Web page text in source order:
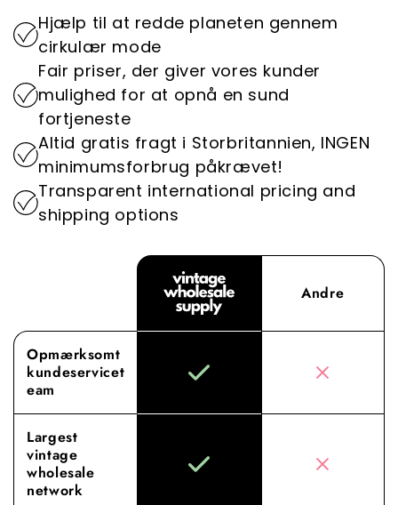
Ved at prioritere bæredygtighed spiller vi en
miljøpåvirkning.
hvilket gør os til den foretrukne destination for
vintage-engrostøj.
Oplev forskellen med Vintage Wholesale
Supply, hvor vores dedikation til overlegne
indkøb og service løfter din engrosoplevelse til
nye højder.
Hjælp til at redde planeten gennem
cirkulær mode
Fair priser, der giver vores kunder
mulighed for at opnå en sund
fortjeneste
Altid gratis fragt i Storbritannien, INGEN
minimumsforbrug påkrævet!
Transparent international pricing and
shipping options
Andre
Opmærksomt
kundeservicet
eam
Largest
vintage
wholesale
network